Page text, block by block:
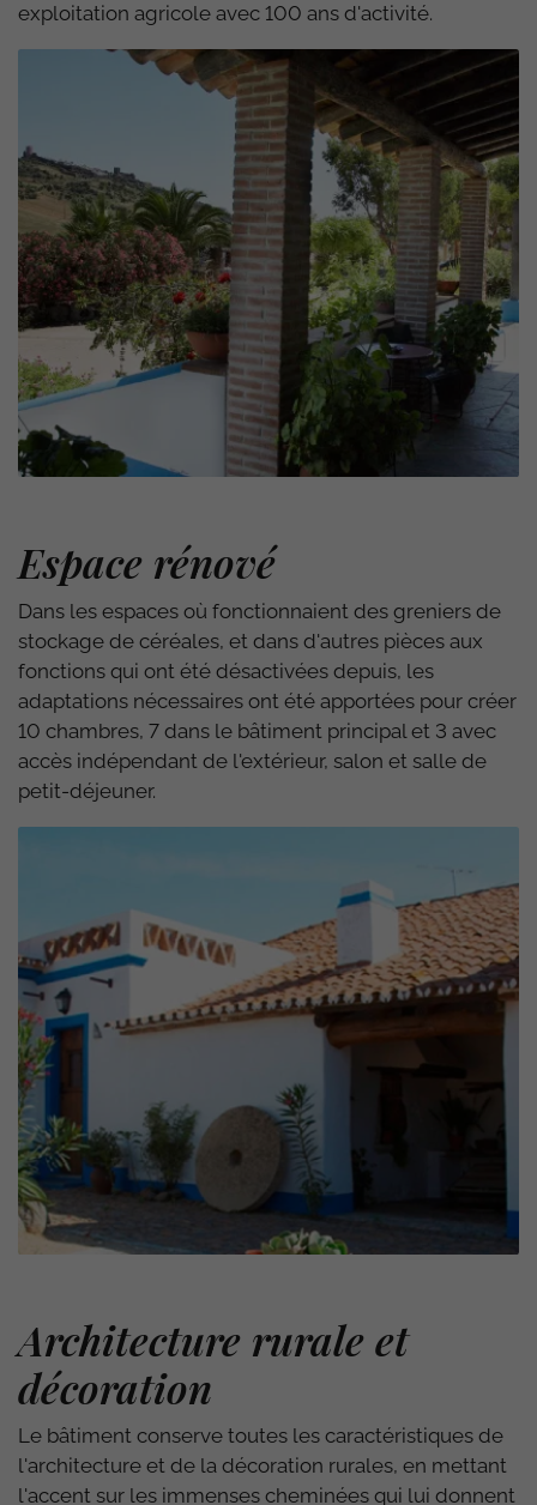
exploitation agricole avec 100 ans d'activité.
Espace rénové
Dans les espaces où fonctionnaient des greniers de
stockage de céréales, et dans d'autres pièces aux
fonctions qui ont été désactivées depuis, les
adaptations nécessaires ont été apportées pour créer
10 chambres, 7 dans le bâtiment principal et 3 avec
accès indépendant de l'extérieur, salon et salle de
petit-déjeuner.
Architecture rurale et
décoration
Le bâtiment conserve toutes les caractéristiques de
l'architecture et de la décoration rurales, en mettant
l'accent sur les immenses cheminées qui lui donnent